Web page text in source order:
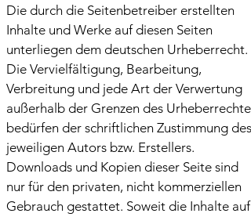
Die durch die Seitenbetreiber erstellten
Inhalte und Werke auf diesen Seiten
unterliegen dem deutschen Urheberrecht.
Die Vervielfältigung, Bearbeitung,
Verbreitung und jede Art der Verwertung
außerhalb der Grenzen des Urheberrechtes
bedürfen der schriftlichen Zustimmung des
jeweiligen Autors bzw. Erstellers.
Downloads und Kopien dieser Seite sind
nur für den privaten, nicht kommerziellen
Gebrauch gestattet. Soweit die Inhalte auf